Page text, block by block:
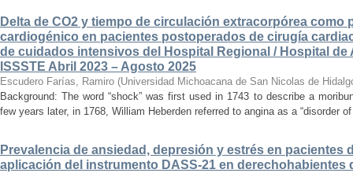
Delta de CO2 y tiempo de circulación extracorpórea como
cardiogénico en pacientes postoperados de cirugía
de cuidados intensivos del Hospital Regional / Hospital de
ISSSTE Abril 2023 – Agosto 2025
Escudero Farías, Ramiro (Universidad Michoacana de San Nicolas de
Background: The word “shock” was first used in 1743 to describe a
few years later, in 1768, William Heberden referred to angina as a “disorder
Prevalencia de ansiedad, depresión y estrés en pacientes
aplicación del instrumento DASS-21 en derechohabientes